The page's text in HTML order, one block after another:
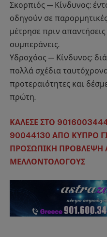
Σκορπιός — Κίνδυνος:
οδηγούν σε
μέτρησε πριν απαντήσεις
συμπεράνεις.
Υδροχόος — Κίνδυνος:
πολλά σχέδια
προτεραιότητες και
πρώτη.
ΚΑΛΕΣΕ ΣΤΟ
90044130 ΑΠΟ ΚΥΠΡΟ
ΠΡΟΣΩΠΙΚΗ ΠΡΟΒΛΕΨΗ
ΜΕΛΛΟΝΤΟΛΟΓΟΥΣ